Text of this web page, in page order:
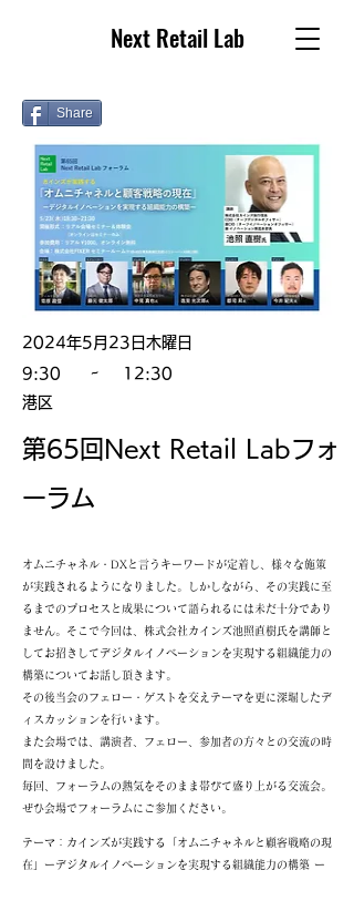
Next Retail Lab
Share
2024年5月23日木曜日
港区
第65回Next Retail Labフォ
ーラム
9:30 12:30
~
オムニチャネル・DXと言うキーワードが定着し、様々な施策
が実践されるようになりました。しかしながら、その実践に至
るまでのプロセスと成果について語られるには未だ十分であり
ません。そこで今回は、株式会社カインズ池照直樹氏を講師と
してお招きしてデジタルイノベーションを実現する組織能力の
構築についてお話し頂きます。
その後当会のフェロー・ゲストを交えテーマを更に深堀したデ
ィスカッションを行います。
また会場では、講演者、フェロー、参加者の方々との交流の時
間を設けました。
毎回、フォーラムの熱気をそのまま帯びて盛り上がる交流会。
ぜひ会場でフォーラムにご参加ください。
テーマ：カインズが実践する「オムニチャネルと顧客戦略の現
在」ーデジタルイノベーションを実現する組織能力の構築 ー